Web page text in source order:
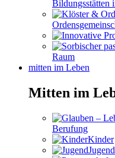
Bildungsstätten
Raum
mitten im Leben
Mitten im
Berufung
Kinder
Jugend